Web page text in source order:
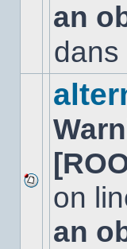
message
non-
dans
an
dans
Aucun
nouveau
message
non-
on
an